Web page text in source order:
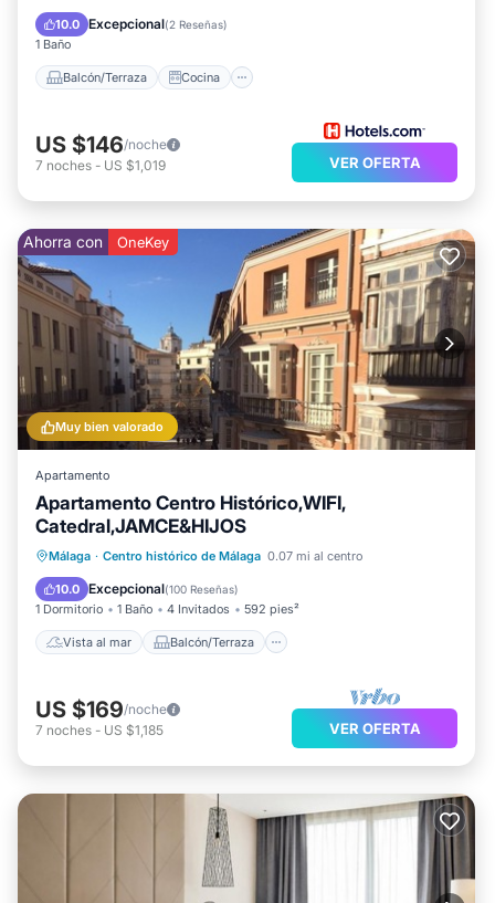
10.0 Excepcional(2 Reseñas)
1 Baño
Balcón/Terraza Cocina
Aire acondicionado
US $146/noche
7 noches - US $1,019 VER OFERTA
Muy bien valorado
Ahorra con OneKey
Apartamento
Apartamento Centro Histórico,WIFI,
Catedral,JAMCE&HIJOS
Málaga · Centro histórico de Málaga 0.07 mi al centro
10.0 Excepcional(100 Reseñas)
1 Dormitorio 1 Baño 4 Invitados 592 pies²
Vista al mar Balcón/Terraza
Vista al mar
Balcón/Terraza
Vistas
Cocina
US $169/noche
7 noches - US $1,185 VER OFERTA